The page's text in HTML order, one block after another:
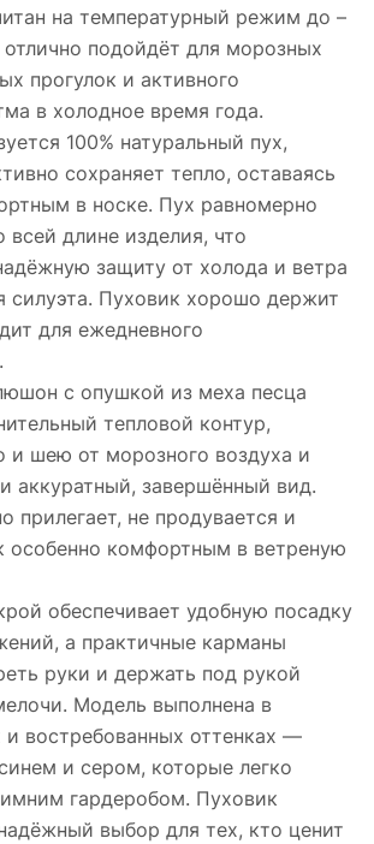
на температурный режим до –
подойдёт для морозных
прогулок и активного
в холодное время года.
100% натуральный пух,
сохраняет тепло, оставаясь
в носке. Пух равномерно
всей длине изделия, что
защиту от холода и ветра
силуэта. Пуховик хорошо держит
для ежедневного
с опушкой из меха песца
тепловой контур,
и шею от морозного воздуха и
аккуратный, завершённый вид.
прилегает, не продувается и
особенно комфортным в ветреную
обеспечивает удобную посадку
а практичные карманы
руки и держать под рукой
Модель выполнена в
и востребованных оттенках —
и сером, которые легко
гардеробом. Пуховик
выбор для тех, кто ценит